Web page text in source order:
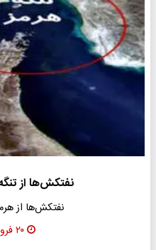
نفتکش‌ها از
نفتکش‌ها از
۲۰ فروردین ۱۴۰۵